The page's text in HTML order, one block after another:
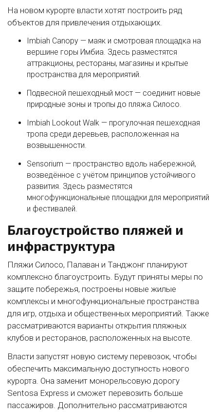
На новом курорте власти хотят построить ряд
объектов для привлечения отдыхающих.
Imbiah Canopy — маяк и смотровая площадка на
вершине горы Имбиа. Здесь разместятся
аттракционы, рестораны, магазины и крытые
пространства для мероприятий.
Подвесной пешеходный мост — соединит новые
природные зоны и тропы до пляжа Силосо.
Imbiah Lookout Walk — прогулочная пешеходная
тропа среди деревьев, расположенная на
возвышенности.
Sensorium — пространство вдоль набережной,
возведённое с учётом принципов устойчивого
развития. Здесь разместятся
многофункциональные площадки для мероприятий
и фестивалей.
Благоустройство пляжей и
инфраструктура
Пляжи Силосо, Палаван и Танджонг планируют
комплексно благоустроить. Будут приняты меры по
защите побережья, построены новые жилые
комплексы и многофункциональные пространства
для игр, отдыха и общественных мероприятий. Также
рассматриваются варианты открытия пляжных
клубов и ресторанов, расположенных на высоте.
Власти запустят новую систему перевозок, чтобы
обеспечить максимальную доступность нового
курорта. Она заменит монорельсовую дорогу
Sentosa Express и сможет перевозить больше
пассажиров. Дополнительно рассматриваются